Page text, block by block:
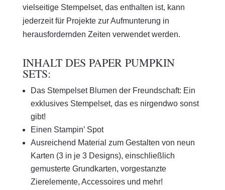
vielseitige Stempelset, das enthalten ist, kann
jederzeit für Projekte zur Aufmunterung in
herausfordernden Zeiten verwendet werden.
INHALT DES PAPER PUMPKIN
SETS:
Das Stempelset Blumen der Freundschaft: Ein
exklusives Stempelset, das es nirgendwo sonst
gibt!
Einen Stampin’ Spot
Ausreichend Material zum Gestalten von neun
Karten (3 in je 3 Designs), einschließlich
gemusterte Grundkarten, vorgestanzte
Zierelemente, Accessoires und mehr!